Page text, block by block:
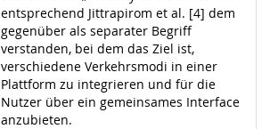
entsprechend Jittrapirom et al. [4] dem
gegenüber als separater Begriff
verstanden, bei dem das Ziel ist,
verschiedene Verkehrsmodi in einer
Plattform zu integrieren und für die
Nutzer über ein gemeinsames Interface
anzubieten.